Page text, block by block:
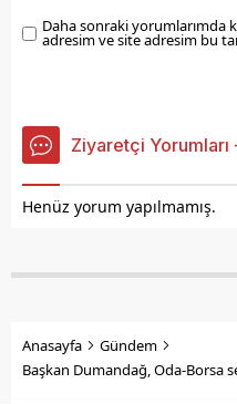
Daha sonraki yorumlarımda
adresim ve site adresim bu
Ziyaretçi Yorumları
Henüz yorum yapılmamış.
Anasayfa
Gündem
Başkan Dumandağ, Oda-Borsa